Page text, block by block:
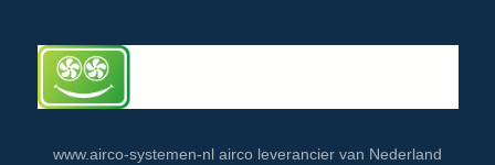
www.airco-systemen-nl airco leverancier van Nederland